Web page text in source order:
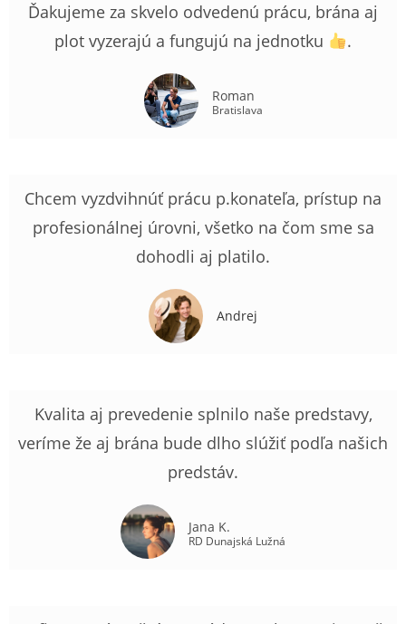
Ďakujeme za skvelo odvedenú prácu, brána aj
plot vyzerajú a fungujú na jednotku
.
Roman
Bratislava
Chcem vyzdvihnúť prácu p.konateľa, prístup na
profesionálnej úrovni, všetko na čom sme sa
dohodli aj platilo.
Andrej
Kvalita aj prevedenie splnilo naše predstavy,
veríme že aj brána bude dlho slúžiť podľa našich
predstáv.
Jana K.
RD Dunajská Lužná